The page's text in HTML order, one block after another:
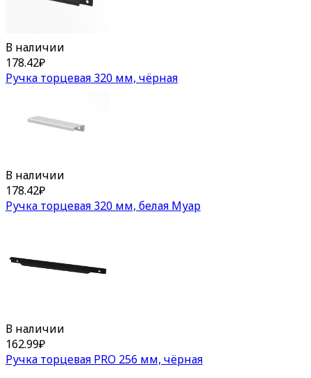
В наличии
178.42₽
Ручка торцевая 320 мм, чёрная
В наличии
178.42₽
Ручка торцевая 320 мм, белая Муар
В наличии
162.99₽
Ручка торцевая PRO 256 мм, чёрная